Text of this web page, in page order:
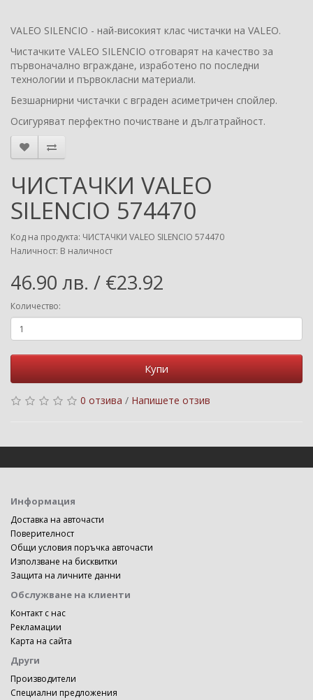
VALEO SILENCIO - най-високият клас чистачки на VALEO.
Чистачките VALEO SILENCIO отговарят на качество за
първоначално вграждане, изработено по последни
технологии и първокласни материали.
Безшарнирни чистачки с вграден асиметричен спойлер.
Осигуряват перфектно почистване и дългатрайност.
ЧИСТАЧКИ VALEO
SILENCIO 574470
Код на продукта: ЧИСТАЧКИ VALEO SILENCIO 574470
Наличност: В наличност
46.90 лв. / €23.92
Количество:
Купи
0 отзива / Напишете отзив
Информация
Доставка на авточасти
Поверителност
Общи условия поръчка авточасти
Използване на бисквитки
Защита на личните данни
Обслужване на клиенти
Контакт с нас
Рекламации
Карта на сайта
Други
Производители
Специални предложения